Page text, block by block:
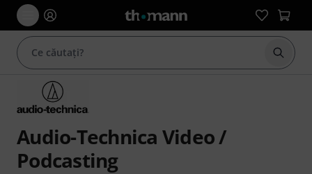
Audio-Technica Video /
Podcasting